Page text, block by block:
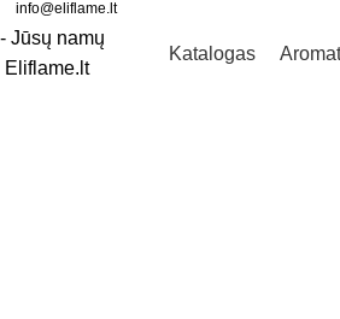
info@eliflame.lt
Katalogas